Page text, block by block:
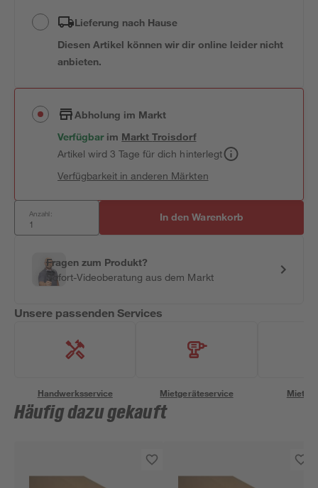
Lieferung nach Hause
Diesen Artikel können wir dir online leider nicht
anbieten.
Abholung im Markt
Verfügbar im MarktTroisdorf
Artikel wird 3 Tage für dich hinterlegt
Verfügbarkeit in anderen Märkten
Anzahl: In den Warenkorb
Fragen zum Produkt?
Sofort-Videoberatung aus dem Markt
Unsere passenden Services
Handwerksservice Mietgeräteservice
Häufig dazu gekauft